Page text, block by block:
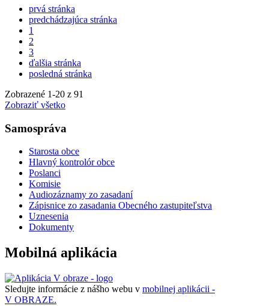
prvá stránka
predchádzajúca stránka
1
2
3
ďalšia stránka
posledná stránka
Zobrazené 1-20 z 91
Zobraziť všetko
Samospráva
Starosta obce
Hlavný kontrolór obce
Poslanci
Komisie
Audiozáznamy zo zasadaní
Zápisnice zo zasadania Obecného zastupiteľstva
Uznesenia
Dokumenty
Mobilná aplikácia
Sledujte informácie z nášho webu v mobilnej aplikácii -
V OBRAZE.